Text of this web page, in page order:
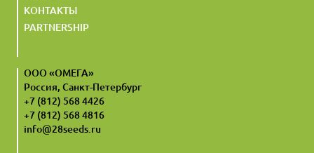
КОНТАКТЫ
PARTNERSHIP
ООО «ОМЕГА»
Россия, Санкт-Петербург
+7 (812) 568 4426
+7 (812) 568 4816
info@28seeds.ru